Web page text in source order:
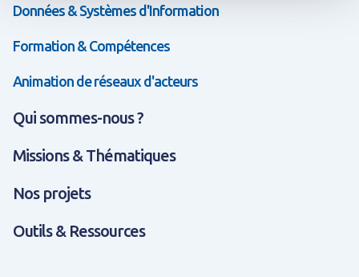
Données & Systèmes d'Information
Formation & Compétences
Animation de réseaux d'acteurs
Qui sommes-nous ?
Missions & Thématiques
Nos projets
Outils & Ressources